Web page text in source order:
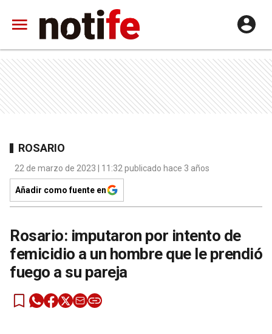
ROSARIO
22 de marzo de 2023 | 11:32 publicado hace 3 años
Añadir como fuente en
Rosario: imputaron por intento de
femicidio a un hombre que le prendió
fuego a su pareja